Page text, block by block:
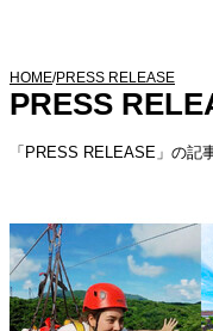
HOME/PRESS RELEASE
PRESS
「PRESS RELEASE」の記